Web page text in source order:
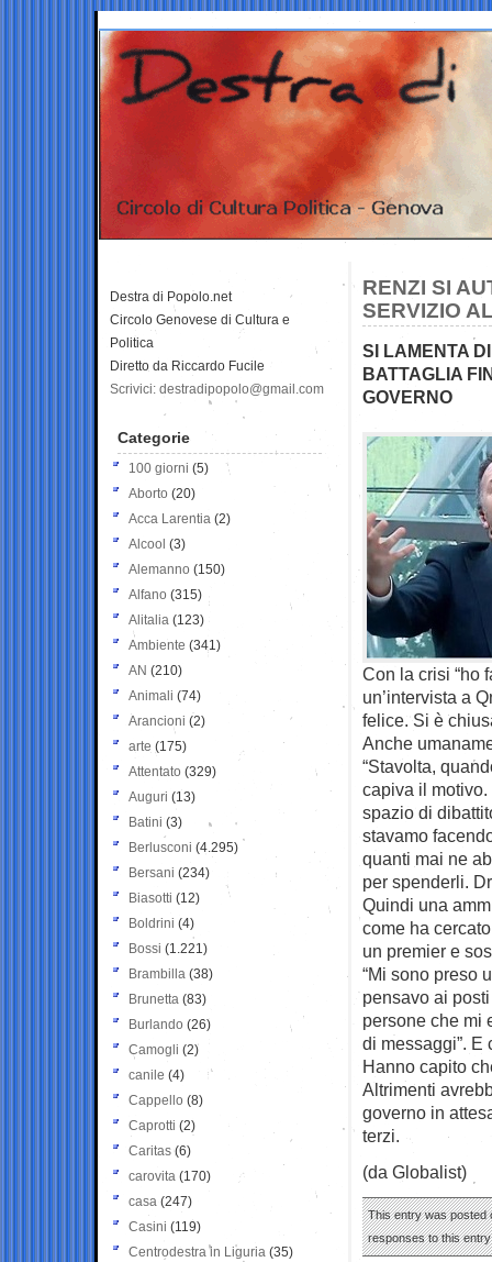
RENZI SI
SERVIZIO
SI LAMENTA
BATTAGLIA
GOVERNO
Con la crisi “ho
un’intervista a
felice. Si è
Anche
“Stavolta,
capiva il
spazio di
stavamo
quanti mai ne
per spenderli.
Quindi una
come ha
un premier e
“Mi sono preso
pensavo ai
persone che mi
di messaggi”. E
Hanno capito
Altrimenti
governo in
terzi.
(da Globalist)
This entry was posted
responses to this
Destra di Popolo.net
Circolo Genovese di Cultura e
Politica
Diretto da Riccardo Fucile
Scrivici: destradipopolo@gmail.com
Categorie
100 giorni (5)
Aborto (20)
Acca Larentia (2)
Alcool (3)
Alemanno (150)
Alfano (315)
Alitalia (123)
Ambiente (341)
AN (210)
Animali (74)
Arancioni (2)
arte (175)
Attentato (329)
Auguri (13)
Batini (3)
Berlusconi (4.295)
Bersani (234)
Biasotti (12)
Boldrini (4)
Bossi (1.221)
Brambilla (38)
Brunetta (83)
Burlando (26)
Camogli (2)
canile (4)
Cappello (8)
Caprotti (2)
Caritas (6)
carovita (170)
casa (247)
Casini (119)
Centrodestra in Liguria (35)